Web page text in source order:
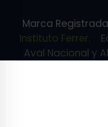
Marca
Instituto Ferrer.
Aval Nacional y